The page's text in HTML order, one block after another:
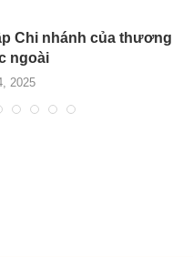
Chi nhánh của thương
ngoài
2025